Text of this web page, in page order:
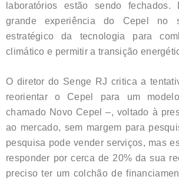
laboratórios estão sendo fechados.
grande experiência do Cepel no
estratégico da tecnologia para
climático e permitir a transição
O diretor do Senge RJ critica a
reorientar o Cepel para um
chamado Novo Cepel –, voltado à
ao mercado, sem margem para
pesquisa pode vender serviços, mas
responder por cerca de 20% da sua
preciso ter um colchão de